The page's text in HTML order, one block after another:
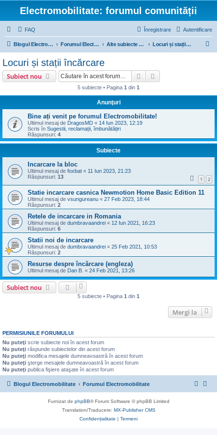
Electromobilitate: forumul comunității
FAQ Autentificare
Înregistrare
Blogul Electromobilitate Forumul Electromobilitate Alte subiecte electrice Locuri și stații încărcare
Locuri și stații încărcare
Subiect nou Căutare
5 subiecte • Pagina 1 din 1
Anunţuri
Bine ați venit pe forumul Electromobilitate!
Ultimul mesaj de DragosMD « 14 Iun 2023, 12:19
Scris în Sugestii, reclamații, îmbunătățiri
Răspunsuri: 4
Subiecte
Incarcare la bloc
Ultimul mesaj de foxbat « 11 Iun 2023, 21:23
Răspunsuri: 13 1 2
Statie incarcare casnica Newmotion Home Basic Edition 11
Ultimul mesaj de vsungureanu « 27 Feb 2023, 18:44
Răspunsuri: 2
Retele de incarcare in Romania
Ultimul mesaj de dumbravaandrei « 12 Iun 2021, 16:23
Răspunsuri: 6
Statii noi de incarcare
Ultimul mesaj de dumbravaandrei « 25 Feb 2021, 10:53
Răspunsuri: 2
Resurse despre încărcare (engleza)
Ultimul mesaj de Dan B. « 24 Feb 2021, 13:26
Subiect nou
5 subiecte • Pagina 1 din 1
Mergi la
PERMISIUNILE FORUMULUI
Nu puteţi scrie subiecte noi în acest forum
Nu puteţi răspunde subiectelor din acest forum
Nu puteţi modifica mesajele dumneavoastră în acest forum
Nu puteţi şterge mesajele dumneavoastră în acest forum
Nu puteţi publica fişiere ataşate în acest forum
Blogul Electromobilitate Forumul Electromobilitate
Furnizat de phpBB® Forum Software © phpBB Limited
Translation/Traducere: MX-Publisher CMS
Confidențialitate | Termeni